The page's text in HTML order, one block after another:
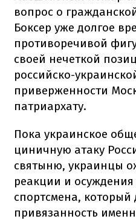
вопрос о
Боксер уже долгое
противоречивой
своей нечеткой
российско-
приверженности
патриархату.
Пока украинское
циничную атаку
святыню, украинцы
реакции и осуждения
спортсмена,
привязанность